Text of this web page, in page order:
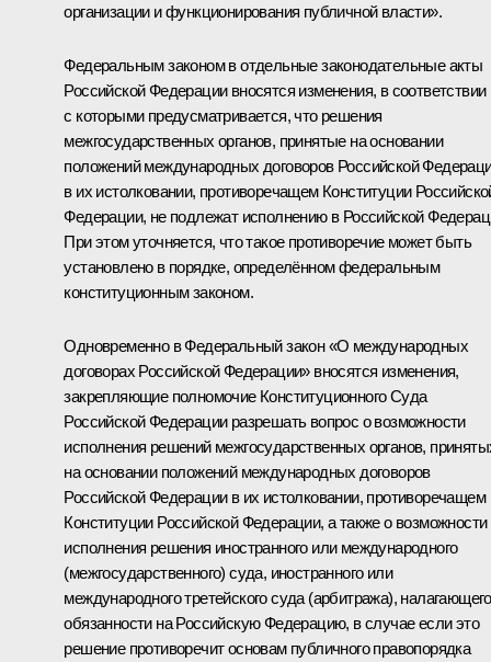
организации и функционирования публичной власти».
Федеральным законом в отдельные законодательные акты
Российской Федерации вносятся изменения, в соответствии
с которыми предусматривается, что решения
межгосударственных органов, принятые на основании
положений международных договоров Российской
в их истолковании, противоречащем Конституции
Федерации, не подлежат исполнению в Российской
При этом уточняется, что такое противоречие может быть
установлено в порядке, определённом федеральным
конституционным законом.
Одновременно в Федеральный закон «О международных
договорах Российской Федерации» вносятся изменения,
закрепляющие полномочие Конституционного Суда
Российской Федерации разрешать вопрос о возможности
исполнения решений межгосударственных органов,
на основании положений международных договоров
Российской Федерации в их истолковании, противоречащем
Конституции Российской Федерации, а также о возможности
исполнения решения иностранного или международного
(межгосударственного) суда, иностранного или
международного третейского суда (арбитража), налагающего
обязанности на Российскую Федерацию, в случае если это
решение противоречит основам публичного правопорядка